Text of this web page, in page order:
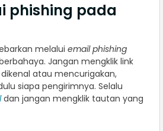
phishing pada
melalui email phishing
Jangan mengklik link
atau mencurigakan,
siapa pengirimnya. Selalu
dan jangan mengklik tautan yang